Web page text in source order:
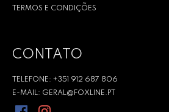
TERMOS E CONDIÇÕES
CONTATO
TELEFONE: +351 912 687 806
E-MAIL: GERAL@FOXLINE.PT